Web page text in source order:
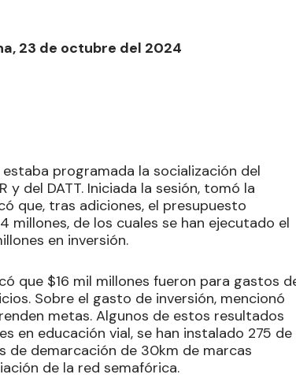
23 de octubre del 2024
programada la socialización del
del DATT. Iniciada la sesión, tomó la
que, tras adiciones, el presupuesto
millones, de los cuales se han ejecutado el
en inversión.
que $16 mil millones fueron para gastos
Sobre el gasto de inversión, mencionó
metas. Algunos de estos resultados
en educación vial, se han instalado 275 de
de demarcación de 30km de marcas
de la red semafórica.